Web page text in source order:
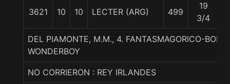
3621 10 10 LECTER (ARG) 499
19
3/4
DEL PIAMONTE, M.M., 4. FANTASMAGORICO-
WONDERBOY
NO CORRIERON : REY IRLANDES